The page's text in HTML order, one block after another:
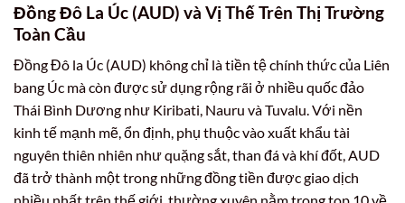
Đồng Đô La Úc (AUD) và Vị Thế Trên Thị Trường
Toàn Cầu
Đồng Đô la Úc (AUD) không chỉ là tiền tệ chính thức của Liên
bang Úc mà còn được sử dụng rộng rãi ở nhiều quốc đảo
Thái Bình Dương như Kiribati, Nauru và Tuvalu. Với nền
kinh tế mạnh mẽ, ổn định, phụ thuộc vào xuất khẩu tài
nguyên thiên nhiên như quặng sắt, than đá và khí đốt, AUD
đã trở thành một trong những đồng tiền được giao dịch